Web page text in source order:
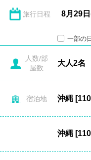
旅行日程
一部の
人数/部
屋数
宿泊地